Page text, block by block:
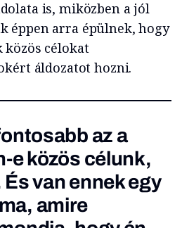
is, miközben a jól
éppen arra épülnek, hogy
közös célokat
áldozatot hozni.
az a
e közös célunk,
van ennek egy
amire